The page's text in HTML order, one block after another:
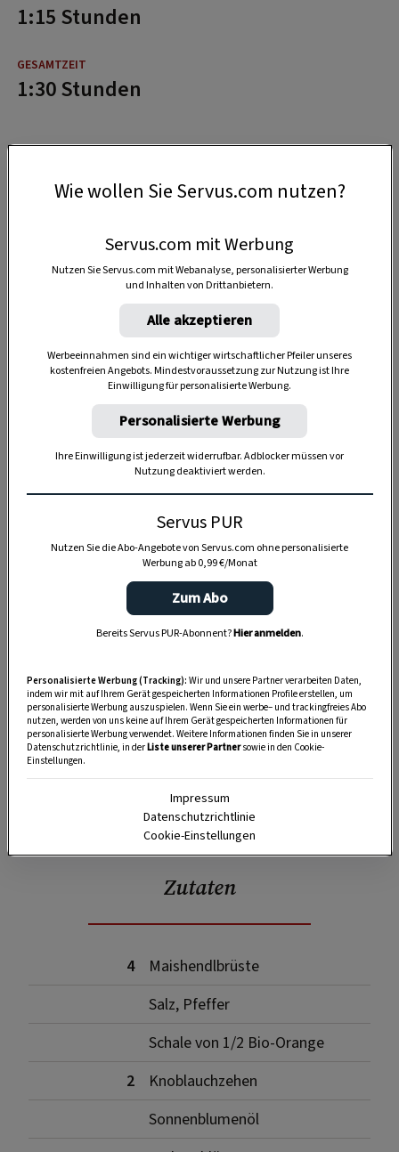
1:15 Stunden
1:30 Stunden
Anzeige
SPEICHERN DRUCKEN
Zutaten
4
Maishendlbrüste
Salz, Pfeffer
Schale von 1/2 Bio-Orange
2
Knoblauchzehen
Sonnenblumenöl
Wie wollen Sie Servus.com nutzen?
Servus.com mit Werbung
Nutzen Sie Servus.com mit Webanalyse, personalisierter Werbung
und Inhalten von Drittanbietern.
Alle akzeptieren
Werbeeinnahmen sind ein wichtiger wirtschaftlicher Pfeiler unseres
kostenfreien Angebots. Mindestvoraussetzung zur Nutzung ist Ihre
Einwilligung für personalisierte Werbung.
Personalisierte Werbung
Ihre Einwilligung ist jederzeit widerrufbar. Adblocker müssen vor
Nutzung deaktiviert werden.
Servus PUR
Nutzen Sie die Abo-Angebote von Servus.com ohne personalisierte
Werbung ab 0,99 €/Monat
Zum Abo
Bereits Servus PUR-Abonnent?Hier anmelden.
Personalisierte Werbung (Tracking): Wir und unsere Partner verarbeiten Daten,
indem wir mit auf Ihrem Gerät gespeicherten Informationen Profile erstellen, um
personalisierte Werbung auszuspielen. Wenn Sie ein werbe– und trackingfreies Abo
nutzen, werden von uns keine auf Ihrem Gerät gespeicherten Informationen für
personalisierte Werbung verwendet. Weitere Informationen finden Sie in unserer
Datenschutzrichtlinie, in derListe unserer Partnersowie in den Cookie-
Einstellungen.
Impressum
Datenschutzrichtlinie
Cookie-Einstellungen